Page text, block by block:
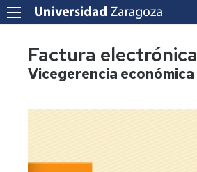
Factura electrónica
Vicegerencia económica